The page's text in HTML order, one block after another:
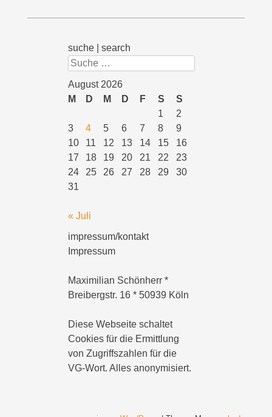
suche | search
Suchen
August 2026
M
D M D F S
S
1
2
3
4 5 6 7 8
9
10
11 12 13 14 15
16
17
18 19 20 21 22
23
24
25 26 27 28 29
30
31
« Juli
impressum/kontakt
Impressum
Maximilian Schönherr *
Breibergstr. 16 * 50939 Köln
Diese Webseite schaltet
Cookies für die Ermittlung
von Zugriffszahlen für die
VG-Wort. Alles anonymisiert.